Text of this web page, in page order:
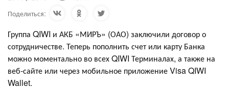
Поделиться:
Группа QIWI и АКБ «МИРЪ» (ОАО) заключили договор о
сотрудничестве. Теперь пополнить счет или карту Банка
можно моментально во всех QIWI Терминалах, а также на
веб-сайте или через мобильное приложение Visa QIWI
Wallet.